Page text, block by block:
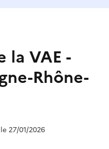
la VAE -
Rhône-
27/01/2026